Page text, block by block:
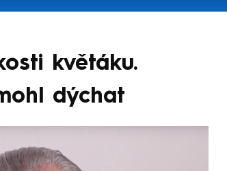
květáku.
dýchat